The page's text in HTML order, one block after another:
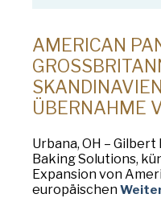
AMERICAN
KANDINAVIEN
BERNAHME
Urbana, OH – Gilbert
Baking Solutions,
Expansion von
europäischen